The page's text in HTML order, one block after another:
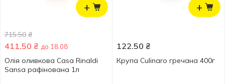
+
715.50 ₴
411.50 ₴ до 18.08
Олія оливкова Casa Rinaldi
Sansa рафінована 1л
+
122.50 ₴
Крупа Culinaro гречана 400г